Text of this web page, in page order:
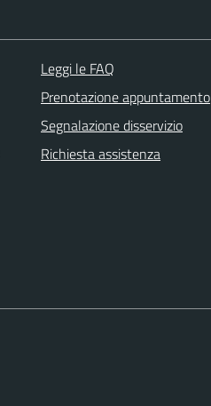
Leggi le FAQ
Prenotazione appuntamento
Segnalazione disservizio
Richiesta assistenza